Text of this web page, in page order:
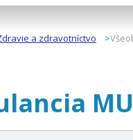
a zdravotníctvo